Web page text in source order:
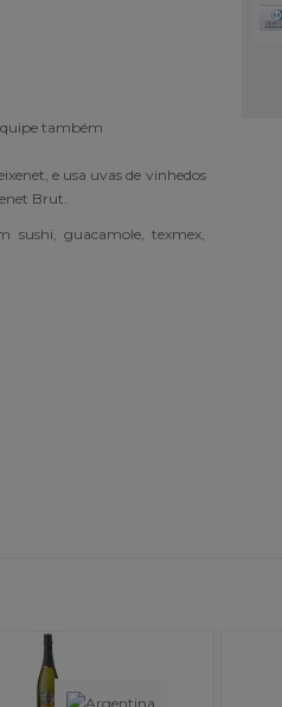
também
e usa uvas de vinhedos
Brut.
guacamole, texmex,